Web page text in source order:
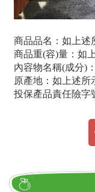
商品品名：如上述
商品重(容)量：如
內容物名稱(成分)
原產地：如上述所
投保產品責任險字